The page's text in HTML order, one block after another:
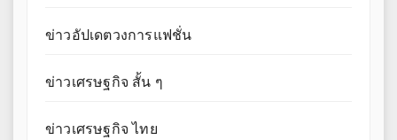
ข่าวอัปเดตวงการแฟชั่น
ข่าวเศรษฐกิจ สั้น ๆ
ข่าวเศรษฐกิจ ไทย